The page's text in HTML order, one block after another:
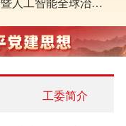
工委简介